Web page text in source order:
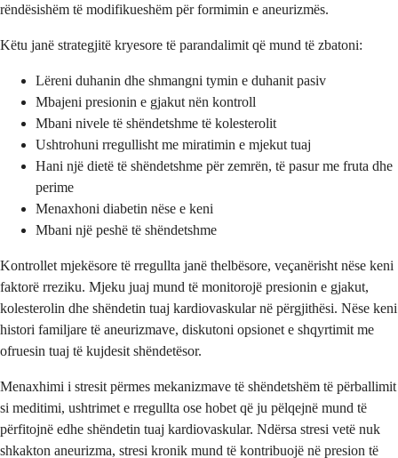
rëndësishëm të modifikueshëm për formimin e aneurizmës.
Këtu janë strategjitë kryesore të parandalimit që mund të zbatoni:
Lëreni duhanin dhe shmangni tymin e duhanit pasiv
Mbajeni presionin e gjakut nën kontroll
Mbani nivele të shëndetshme të kolesterolit
Ushtrohuni rregullisht me miratimin e mjekut tuaj
Hani një dietë të shëndetshme për zemrën, të pasur me fruta dhe
perime
Menaxhoni diabetin nëse e keni
Mbani një peshë të shëndetshme
Kontrollet mjekësore të rregullta janë thelbësore, veçanërisht nëse keni
faktorë rreziku. Mjeku juaj mund të monitorojë presionin e gjakut,
kolesterolin dhe shëndetin tuaj kardiovaskular në përgjithësi. Nëse keni
histori familjare të aneurizmave, diskutoni opsionet e shqyrtimit me
ofruesin tuaj të kujdesit shëndetësor.
Menaxhimi i stresit përmes mekanizmave të shëndetshëm të përballimit
si meditimi, ushtrimet e rregullta ose hobet që ju pëlqejnë mund të
përfitojnë edhe shëndetin tuaj kardiovaskular. Ndërsa stresi vetë nuk
shkakton aneurizma, stresi kronik mund të kontribuojë në presion të